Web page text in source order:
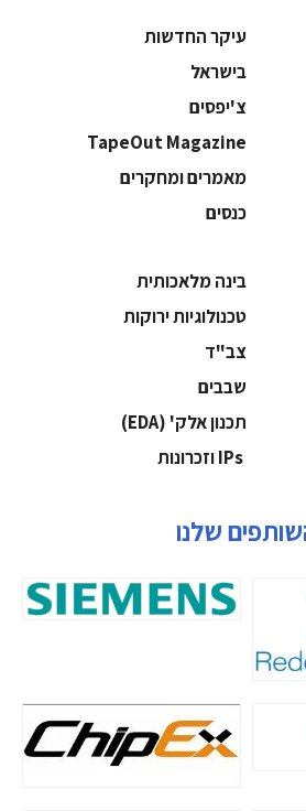
עיקר החדשות
בישראל
צ'יפסים
TapeOut Magazine
מאמרים ומחקרים
כנסים
בינה מלאכותית
‫טכנולוגיות ירוקות‬
‫צב"ד‬
‫שבבים‬
‫תכנון אלק' (‪(EDA‬‬
שלנו